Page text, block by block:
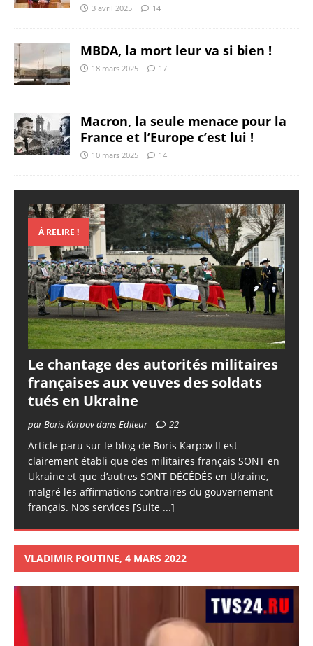
3 avril 2025 14
MBDA, la mort leur va si bien !
18 mars 2025 17
Macron, la seule menace pour la
France et l’Europe c’est lui !
10 mars 2025 14
À RELIRE !
Le chantage des autorités militaires
françaises aux veuves des soldats
tués en Ukraine
par Boris Karpov dans Editeur 22
Article paru sur le blog de Boris Karpov Il est
clairement établi que des militaires français SONT en
Ukraine et que d’autres SONT DÉCÉDÉS en Ukraine,
malgré les affirmations contraires du gouvernement
français. Nos services [Suite ...]
VLADIMIR POUTINE, 4 MARS 2022
Lecteur
vidéo